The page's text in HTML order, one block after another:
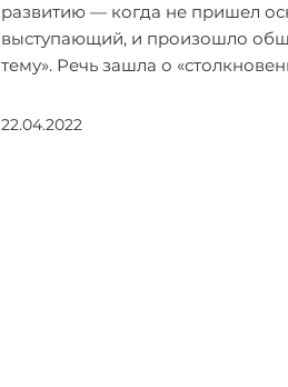
развитию — когда не пришел
выступающий, и произошло
тему». Речь зашла о
22.04.2022